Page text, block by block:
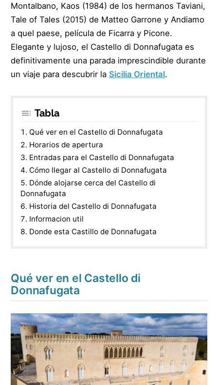
Montalbano, Kaos (1984) de los hermanos Taviani,
Tale of Tales (2015) de Matteo Garrone y Andiamo
a quel paese, película de Ficarra y Picone.
Elegante y lujoso, el Castello di Donnafugata es
definitivamente una parada imprescindible durante
un viaje para descubrir laSicilia Oriental.
Tabla
Qué ver en el Castello di Donnafugata
Horarios de apertura
Entradas para el Castello di Donnafugata
Cómo llegar al Castello di Donnafugata
Dónde alojarse cerca del Castello di
Donnafugata
Historia del Castello di Donnafugata
Informacion util
Donde esta Castillo de Donnafugata
Qué ver en el Castello di
Donnafugata